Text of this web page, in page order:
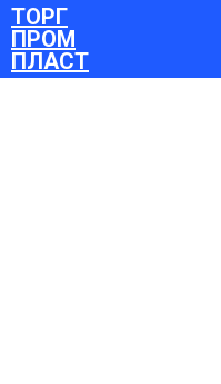
ТОРГ
ПРОМ
ПЛАСТ